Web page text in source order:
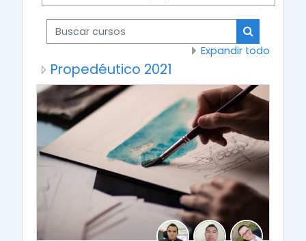
Buscar cursos
Buscar
Expandir todo
Propedéutico 2021